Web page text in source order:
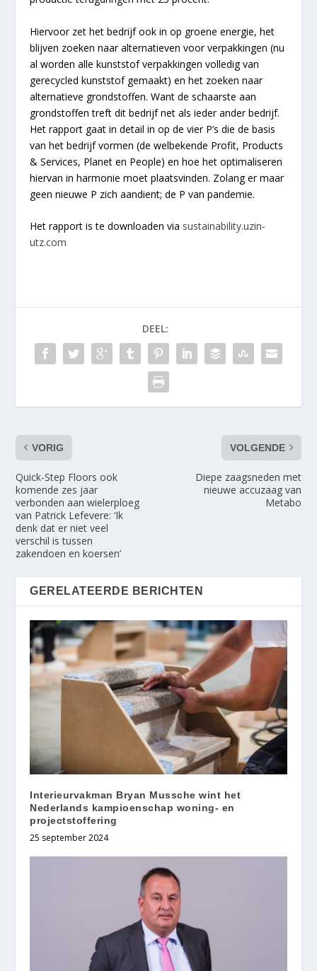
Hiervoor zet het bedrijf ook in op groene energie, het
blijven zoeken naar alternatieven voor verpakkingen (nu
al worden alle kunststof verpakkingen volledig van
gerecycled kunststof gemaakt) en het zoeken naar
alternatieve grondstoffen. Want de schaarste aan
grondstoffen treft dit bedrijf net als ieder ander bedrijf.
Het rapport gaat in detail in op de vier P’s die de basis
van het bedrijf vormen (de welbekende Profit, Products
& Services, Planet en People) en hoe het optimaliseren
hiervan in harmonie moet plaatsvinden. Zolang er maar
geen nieuwe P zich aandient; de P van pandemie.
Het rapport is te downloaden via sustainability.uzin-
utz.com
DEEL:
VORIG
Quick-Step Floors ook
komende zes jaar
verbonden aan wielerploeg
van Patrick Lefevere: ‘Ik
denk dat er niet veel
verschil is tussen
zakendoen en koersen’
VOLGENDE
Diepe zaagsneden met
nieuwe accuzaag van
Metabo
GERELATEERDE BERICHTEN
Interieurvakman Bryan Mussche wint het
Nederlands kampioenschap woning- en
projectstoffering
25 september 2024